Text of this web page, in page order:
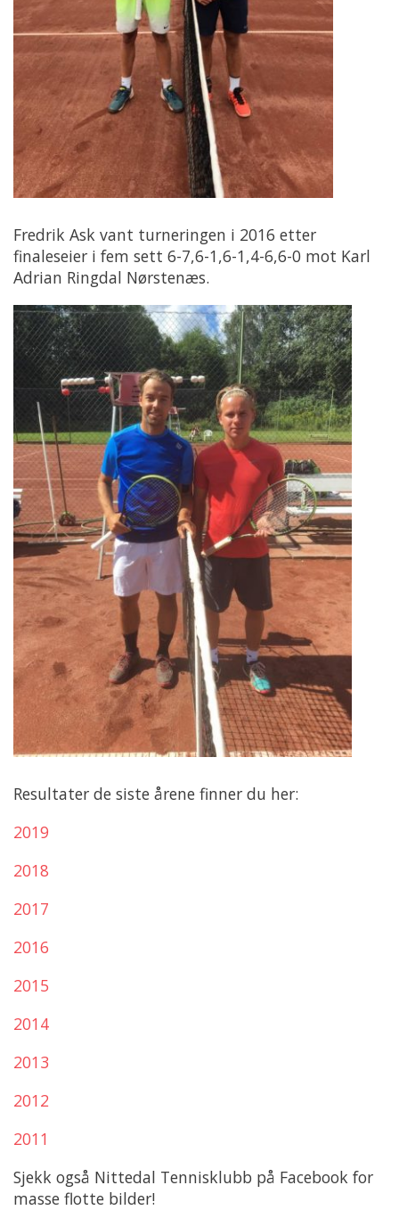
Fredrik Ask vant turneringen i 2016 etter
finaleseier i fem sett 6-7,6-1,6-1,4-6,6-0 mot Karl
Adrian Ringdal Nørstenæs.
Resultater de siste årene finner du her:
2019
2018
2017
2016
2015
2014
2013
2012
2011
Sjekk også Nittedal Tennisklubb på Facebook for
masse flotte bilder!